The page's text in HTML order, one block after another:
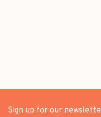
Sign up for our